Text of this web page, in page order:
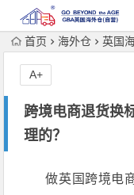
首页 海外仓 英国
跨境电商退货换
理的？
A+
做英国跨境电